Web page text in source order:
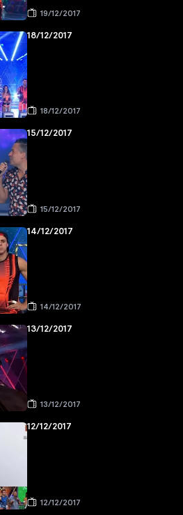
19/12/2017
18/12/2017
18/12/2017
15/12/2017
15/12/2017
14/12/2017
14/12/2017
13/12/2017
13/12/2017
12/12/2017
12/12/2017